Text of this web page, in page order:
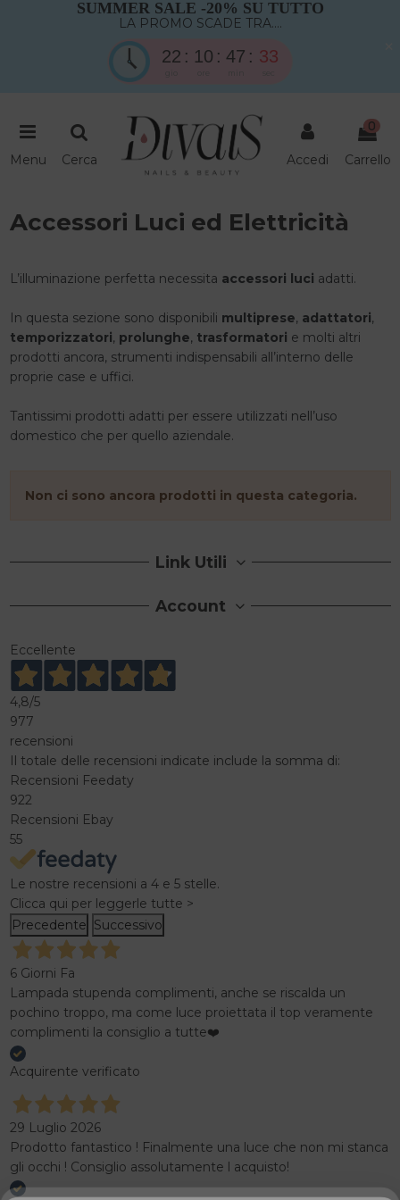
SUMMER SALE -20% SU TUTTO
LA PROMO SCADE TRA....
22 10 47 33
Menu Cerca Accedi
0
Carrello
Accessori Luci ed Elettricità
L’illuminazione perfetta necessita accessori luci adatti.
In questa sezione sono disponibili multiprese, adattatori,
temporizzatori, prolunghe, trasformatori e molti altri
prodotti ancora, strumenti indispensabili all’interno delle
proprie case e uffici.
Tantissimi prodotti adatti per essere utilizzati nell’uso
domestico che per quello aziendale.
Non ci sono ancora prodotti in questa categoria.
Link Utili
Account
Eccellente
4,8/5
977
recensioni
Il totale delle recensioni indicate include la somma di:
Recensioni Feedaty
922
Recensioni Ebay
55
Le nostre recensioni a 4 e 5 stelle.
Clicca qui per leggerle tutte >
Precedente Successivo
6 Giorni Fa
Lampada stupenda complimenti, anche se riscalda un
pochino troppo, ma come luce proiettata il top veramente
complimenti la consiglio a tutte❤️
Acquirente verificato
29 Luglio 2026
Prodotto fantastico ! Finalmente una luce che non mi stanca
gli occhi ! Consiglio assolutamente l acquisto!